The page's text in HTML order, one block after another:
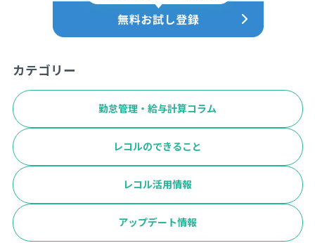
カテゴリー
勤怠管理・給与計算コラム
レコルのできること
レコル活用情報
アップデート情報